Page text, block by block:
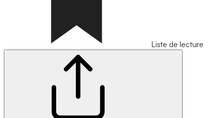
Liste de lecture